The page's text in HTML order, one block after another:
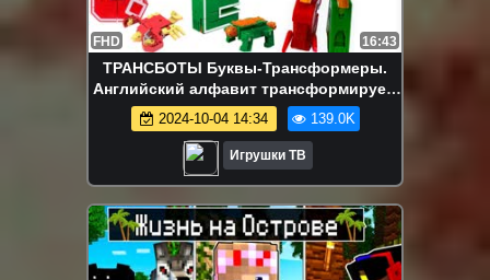
FHD 16:43
ТРАНСБОТЫ Буквы-Трансформеры.
Английский алфавит трансформируем
в Роботы Lingvo ZOO
2024-10-04 14:34 139.0K
Игрушки ТВ